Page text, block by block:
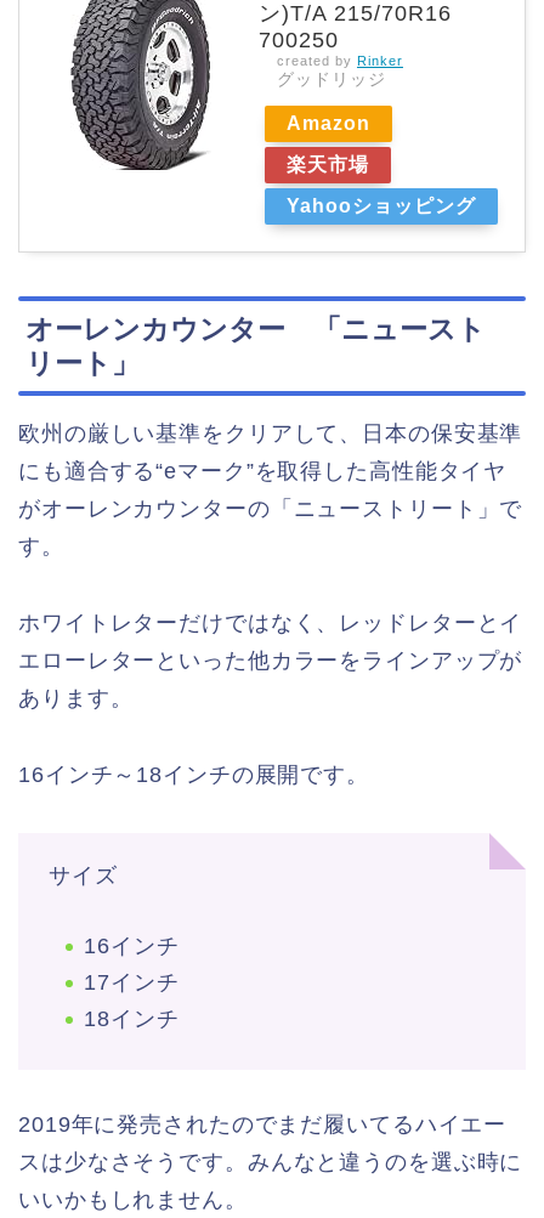
ン)T/A 215/70R16
700250
created by Rinker
グッドリッジ
Amazon
楽天市場
Yahooショッピング
オーレンカウンター 「ニュースト
リート」
欧州の厳しい基準をクリアして、日本の保安基準
にも適合する“eマーク”を取得した高性能タイヤ
がオーレンカウンターの「ニューストリート」で
す。
ホワイトレターだけではなく、レッドレターとイ
エローレターといった他カラーをラインアップが
あります。
16インチ～18インチの展開です。
サイズ
16インチ
17インチ
18インチ
2019年に発売されたのでまだ履いてるハイエー
スは少なさそうです。みんなと違うのを選ぶ時に
いいかもしれません。